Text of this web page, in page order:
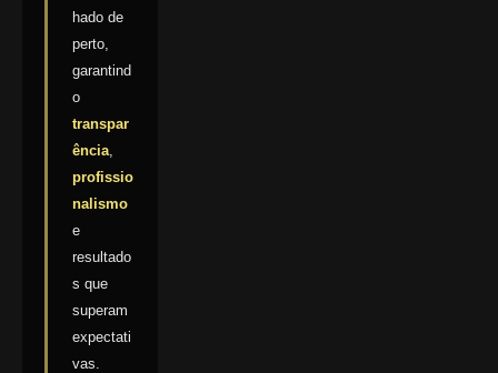
hado de
perto,
garantind
o
transpar
ência
profissio
nalismo
e
resultado
s que
superam
expectati
vas.